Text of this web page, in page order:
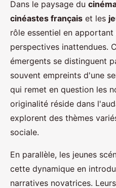
Dans le paysage du
cinéastes français et les
rôle essentiel en
perspectives inattendues.
émergents se distinguent
souvent empreints d'une
qui remet en question les
originalité réside dans
explorent des thèmes
sociale.
En parallèle, les jeunes
cette dynamique en
narratives novatrices.